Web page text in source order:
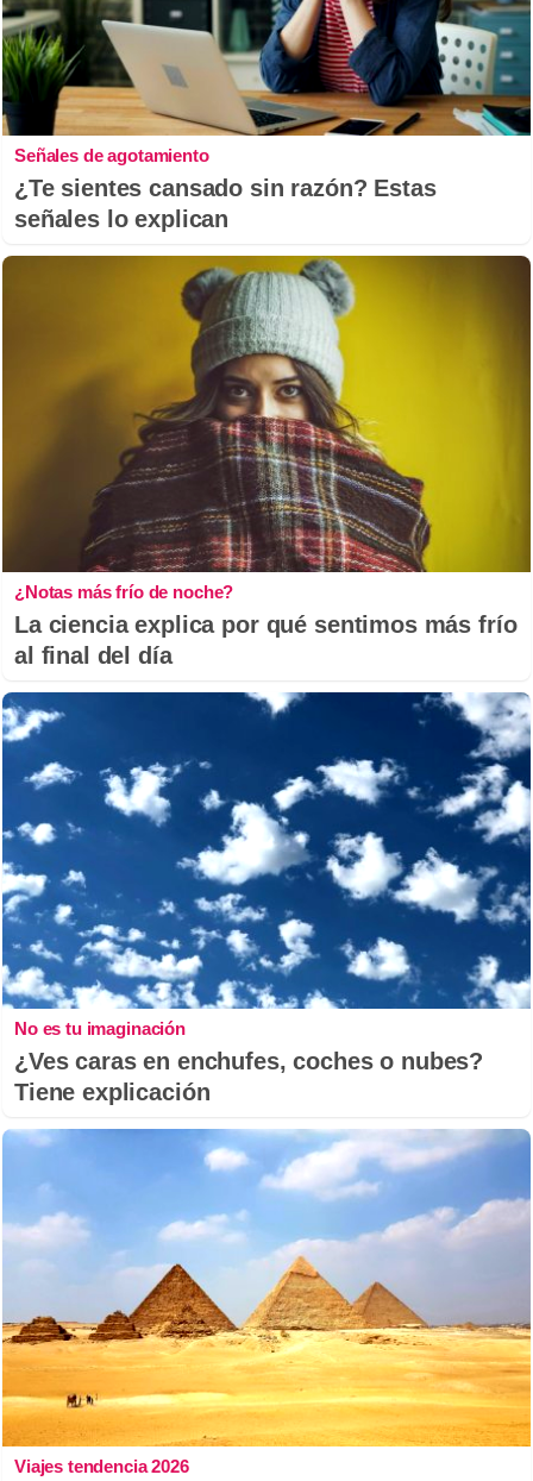
Señales de agotamiento
¿Te sientes cansado sin razón? Estas
señales lo explican
¿Notas más frío de noche?
La ciencia explica por qué sentimos más frío
al final del día
No es tu imaginación
¿Ves caras en enchufes, coches o nubes?
Tiene explicación
Viajes tendencia 2026